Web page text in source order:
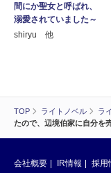
TOP ライトノベル ラ
たので、辺境伯家に自分を
間にか聖女と呼ばれ、
溺愛されていました～
shiryu 他
会社概要 IR情報 採用